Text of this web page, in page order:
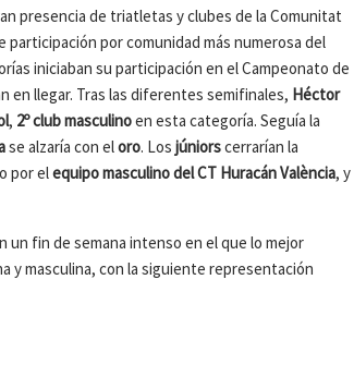
presencia de triatletas y clubes de la Comunitat
por comunidad más numerosa del
iniciaban su participación en el Campeonato de
en llegar. Tras las diferentes semifinales, Héctor
, 2º club masculinoen esta categoría. Seguía la
se alzaría con eloro. Los júniorscerrarían la
por elequipo masculino del CT Huracán València, y
un fin de semana intenso en el que lo mejor
y masculina, con la siguiente representación